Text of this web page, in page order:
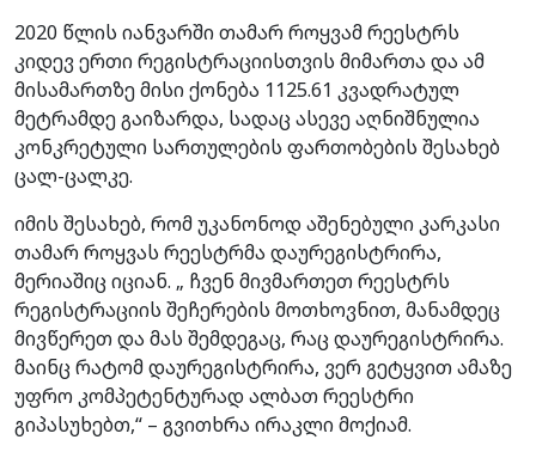
2020 წლის იანვარში თამარ როყვამ რეესტრს
კიდევ ერთი რეგისტრაციისთვის მიმართა და ამ
მისამართზე მისი ქონება 1125.61 კვადრატულ
მეტრამდე გაიზარდა, სადაც ასევე აღნიშნულია
კონკრეტული სართულების ფართობების შესახებ
ცალ-ცალკე.
იმის შესახებ, რომ უკანონოდ აშენებული კარკასი
თამარ როყვას რეესტრმა დაურეგისტრირა,
მერიაშიც იციან. „ ჩვენ მივმართეთ რეესტრს
რეგისტრაციის შეჩერების მოთხოვნით, მანამდეც
მივწერეთ და მას შემდეგაც, რაც დაურეგისტრირა.
მაინც რატომ დაურეგისტრირა, ვერ გეტყვით ამაზე
უფრო კომპეტენტურად ალბათ რეესტრი
გიპასუხებთ,“ – გვითხრა ირაკლი მოქიამ.